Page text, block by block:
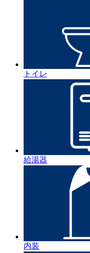
トイレ
給湯器
内装